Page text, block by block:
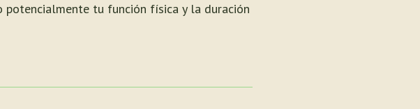
tu función física y la duración